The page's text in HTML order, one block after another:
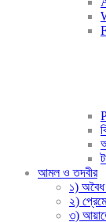
আমল ও তদবীর
১) অবৈধ
২)
৩)